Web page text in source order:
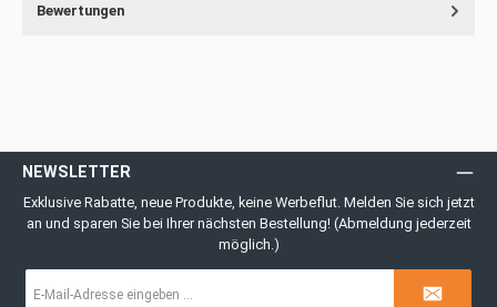
Bewertungen
NEWSLETTER
Exklusive Rabatte, neue Produkte, keine Werbeflut. Melden Sie sich jetzt
an und sparen Sie bei Ihrer nächsten Bestellung! (Abmeldung jederzeit
möglich.)
Mail-